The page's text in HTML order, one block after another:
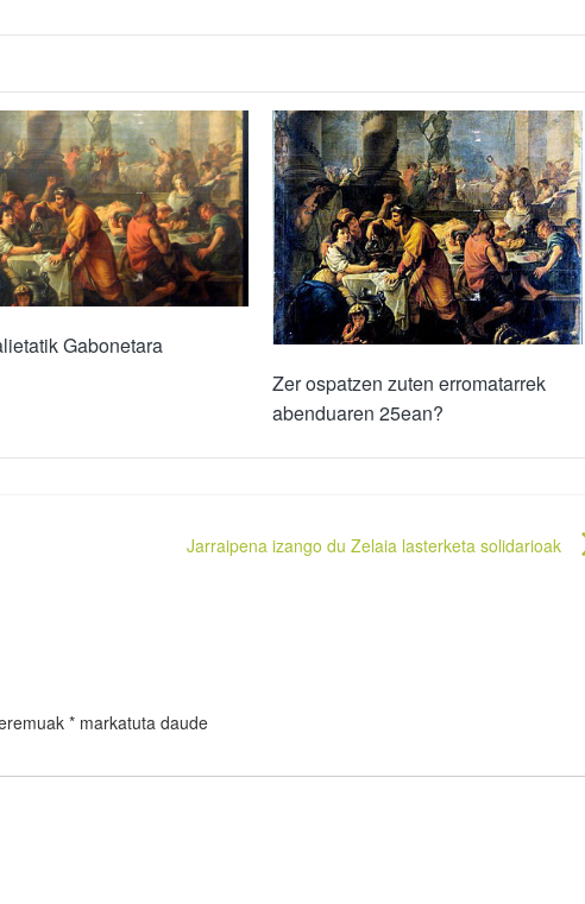
Gabonetara
Zer ospatzen zuten erromatarrek
abenduaren 25ean?
Jarraipena izango du Zelaia lasterketa solidarioak
* markatuta daude